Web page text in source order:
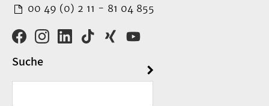
00 49 (0) 2 11 - 81 04 855
Suche